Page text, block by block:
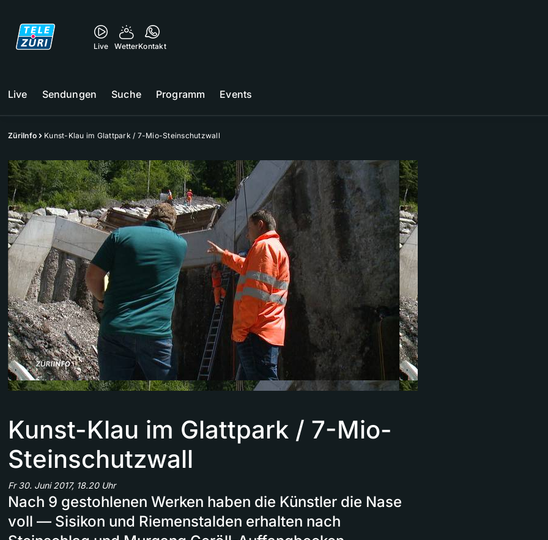
Live WetterKontakt
Live Sendungen Suche Programm Events
ZüriInfo Kunst-Klau im Glattpark / 7-Mio-Steinschutzwall
Kunst-Klau im Glattpark / 7-Mio-
Steinschutzwall
Fr 30. Juni 2017, 18.20 Uhr
Nach 9 gestohlenen Werken haben die Künstler die Nase
voll — Sisikon und Riemenstalden erhalten nach